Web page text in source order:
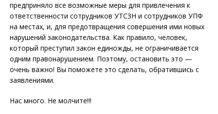
предприняло все возможные меры для привлечения к
ответственности сотрудников УТСЗН и сотрудников УПФ
на местах, и, для предотвращения совершения ими новых
нарушений законодательства. Как правило, человек,
который преступил закон единожды, не ограничивается
одним правонарушением. Поэтому, остановить это —
очень важно! Вы поможете это сделать, обратившись с
заявлениями.
Нас много. Не молчите!!!